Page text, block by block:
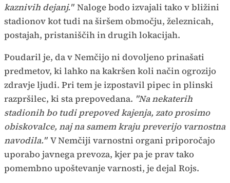
kaznivih dejanj." Naloge bodo izvajali tako v bližini
stadionov kot tudi na širšem območju, železnicah,
postajah, pristaniščih in drugih lokacijah.
Poudaril je, da v Nemčijo ni dovoljeno prinašati
predmetov, ki lahko na kakršen koli način ogrozijo
zdravje ljudi. Pri tem je izpostavil pipec in plinski
razpršilec, ki sta prepovedana. "Na nekaterih
stadionih bo tudi prepoved kajenja, zato prosimo
obiskovalce, naj na samem kraju preverijo varnostna
navodila." V Nemčiji varnostni organi priporočajo
uporabo javnega prevoza, kjer pa je prav tako
pomembno upoštevanje varnosti, je dejal Rojs.